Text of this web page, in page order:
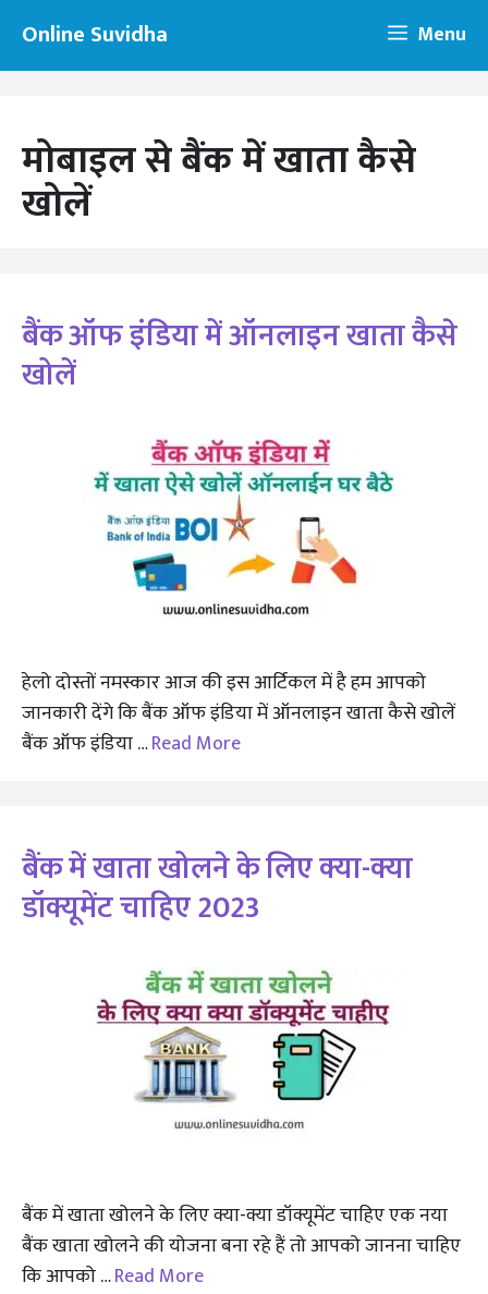
content
Online Suvidha Menu
मोबाइल से बैंक में खाता कैसे
खोलें
बैंक ऑफ इंडिया में ऑनलाइन खाता कैसे
खोलें
हेलो दोस्तों नमस्कार आज की इस आर्टिकल में है हम आपको
जानकारी देंगे कि बैंक ऑफ इंडिया में ऑनलाइन खाता कैसे खोलें
बैंक ऑफ इंडिया …Read More
बैंक में खाता खोलने के लिए क्या-क्या
डॉक्यूमेंट चाहिए 2023
बैंक में खाता खोलने के लिए क्या-क्या डॉक्यूमेंट चाहिए एक नया
बैंक खाता खोलने की योजना बना रहे हैं तो आपको जानना चाहिए
कि आपको …Read More